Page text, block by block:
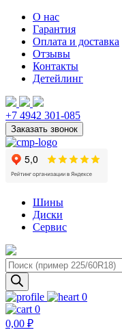
О нас
Гарантия
Оплата и доставка
Отзывы
Контакты
Детейлинг
+7 4942 301-085
Шины
Диски
Сервис
Поиск
товаров
0
0
0,00 ₽